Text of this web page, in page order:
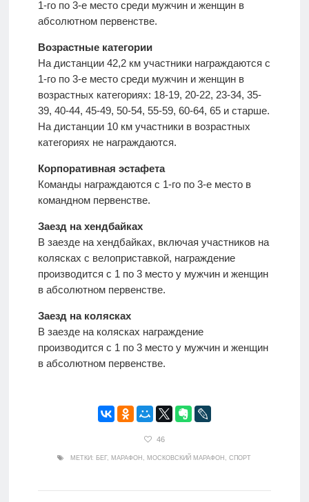
1-го по 3-е место среди мужчин и женщин в
абсолютном первенстве.
Возрастные категории
На дистанции 42,2 км участники награждаются с
1-го по 3-е место среди мужчин и женщин в
возрастных категориях: 18-19, 20-22, 23-34, 35-
39, 40-44, 45-49, 50-54, 55-59, 60-64, 65 и старше.
На дистанции 10 км участники в возрастных
категориях не награждаются.
Корпоративная эстафета
Команды награждаются с 1-го по 3-е место в
командном первенстве.
Заезд на хендбайках
В заезде на хендбайках, включая участников на
колясках с велоприставкой, награждение
производится с 1 по 3 место у мужчин и женщин
в абсолютном первенстве.
Заезд на колясках
В заезде на колясках награждение
производится с 1 по 3 место у мужчин и женщин
в абсолютном первенстве.
46
МЕТКИ: БЕГ, МАРАФОН , МОСКОВСКИЙ МАРАФОН ,СПОРТ